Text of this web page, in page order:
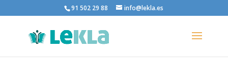
91 502 29 88 info@lekla.es